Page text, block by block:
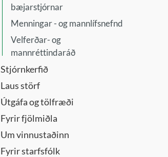
bæjarstjórnar
Menningar - og mannlífsnefnd
Velferðar- og
mannréttindaráð
Stjórnkerfið
Laus störf
Útgáfa og tölfræði
Fyrir fjölmiðla
Um vinnustaðinn
Fyrir starfsfólk